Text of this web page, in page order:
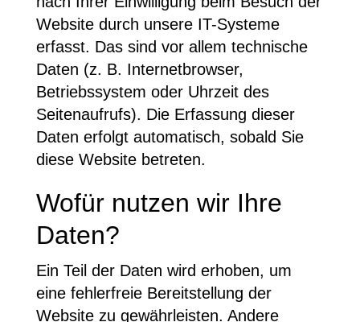
Website durch unsere IT-Systeme
erfasst. Das sind vor allem technische
Daten (z. B. Internetbrowser,
Betriebssystem oder Uhrzeit des
Seitenaufrufs). Die Erfassung dieser
Daten erfolgt automatisch, sobald Sie
diese Website betreten.
Wofür nutzen wir Ihre
Daten?
Ein Teil der Daten wird erhoben, um
eine fehlerfreie Bereitstellung der
Website zu gewährleisten. Andere